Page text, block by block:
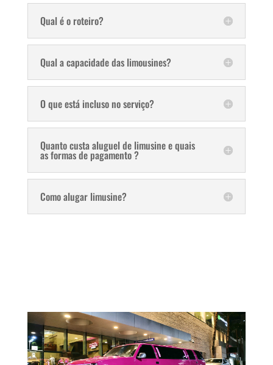
Qual é o roteiro?
Qual a capacidade das limousines?
O que está incluso no serviço?
Quanto custa aluguel de limusine e quais
as formas de pagamento ?
Como alugar limusine?